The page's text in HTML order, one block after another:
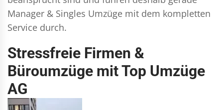
Manager & Singles Umzüge mit dem kompletten
Service durch.
Stressfreie Firmen &
Büroumzüge mit Top Umzüge
AG